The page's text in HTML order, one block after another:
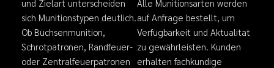
und Zielart unterscheiden
sich Munitionstypen deutlich.
Ob Büchsenmunition,
Schrotpatronen, Randfeuer-
oder Zentralfeuerpatronen
Alle Munitionsarten werden
auf Anfrage bestellt, um
Verfügbarkeit und Aktualität
zu gewährleisten. Kunden
erhalten fachkundige